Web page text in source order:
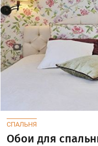
СПАЛЬНЯ
Обои для